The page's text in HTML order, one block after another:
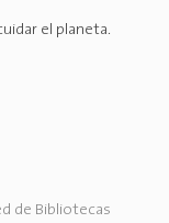
el planeta.
de Bibliotecas